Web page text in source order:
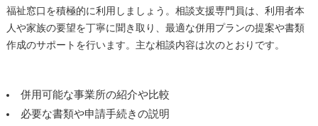
福祉窓口を積極的に利用しましょう。相談支援専門員は、利用者本
人や家族の要望を丁寧に聞き取り、最適な併用プランの提案や書類
作成のサポートを行います。主な相談内容は次のとおりです。
併用可能な事業所の紹介や比較
必要な書類や申請手続きの説明